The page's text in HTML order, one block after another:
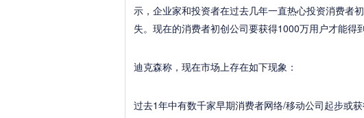
示，企业家和投资者在过去几年一直热心投资消费者
失。现在的消费者初创公司要获得1000万用户才能得
迪克森称，现在市场上存在如下现象：
过去1年中有数千家早期消费者网络/移动公司起步或获